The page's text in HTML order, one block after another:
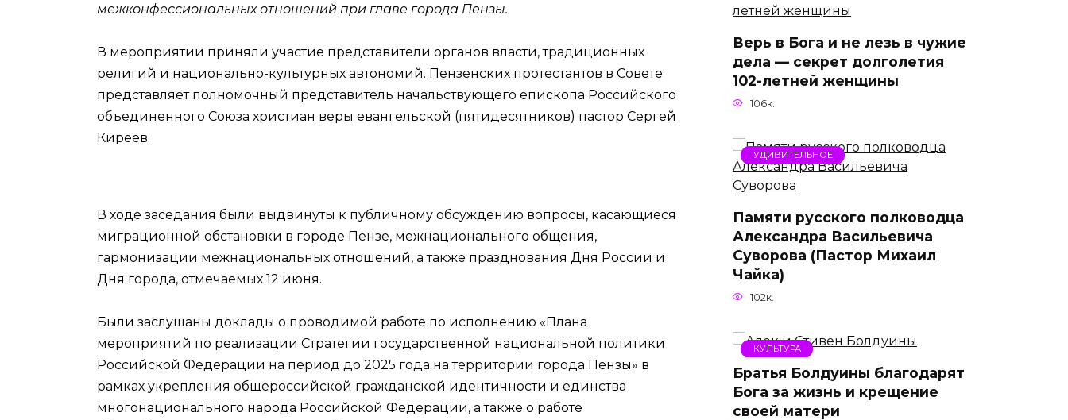
межконфессиональных отношений при главе города Пензы.
В мероприятии приняли участие представители органов власти, традиционных
религий и национально-культурных автономий. Пензенских протестантов в Совете
представляет полномочный представитель начальствующего епископа Российского
объединенного Союза христиан веры евангельской (пятидесятников) пастор Сергей
Киреев.
В ходе заседания были выдвинуты к публичному обсуждению вопросы, касающиеся
миграционной обстановки в городе Пензе, межнационального общения,
гармонизации межнациональных отношений, а также празднования Дня России и
Дня города, отмечаемых 12 июня.
Были заслушаны доклады о проводимой работе по исполнению «Плана
мероприятий по реализации Стратегии государственной национальной политики
Российской Федерации на период до 2025 года на территории города Пензы» в
рамках укрепления общероссийской гражданской идентичности и единства
многонационального народа Российской Федерации, а также о работе
Верь в Бога и не лезь в чужие
дела — секрет долголетия
102-летней женщины
106к.
УДИВИТЕЛЬНОЕ
Памяти русского полководца
Александра Васильевича
Суворова (Пастор Михаил
Чайка)
102к.
КУЛЬТУРА
Братья Болдуины благодарят
Бога за жизнь и крещение
своей матери